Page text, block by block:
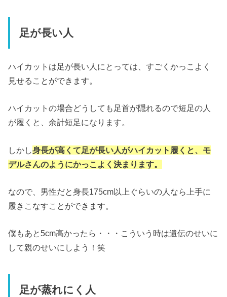
足が長い人
ハイカットは足が長い人にとっては、すごくかっこよく
見せることができます。
ハイカットの場合どうしても足首が隠れるので短足の人
が履くと、余計短足になります。
しかし身長が高くて足が長い人がハイカット履くと、モ
デルさんのようにかっこよく決まります。
なので、男性だと身長175cm以上ぐらいの人なら上手に
履きこなすことができます。
僕もあと5cm高かったら・・・こういう時は遺伝のせいに
して親のせいにしよう！笑
足が蒸れにく人